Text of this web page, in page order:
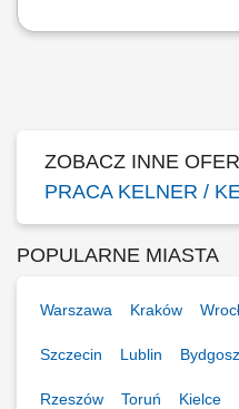
Opis stanowiska: Obsługa Gości
ZOBACZ INNE
PRACA KELNER /
POPULARNE MIASTA
Warszawa Kraków
Szczecin Lublin
Rzeszów Toruń Kielce